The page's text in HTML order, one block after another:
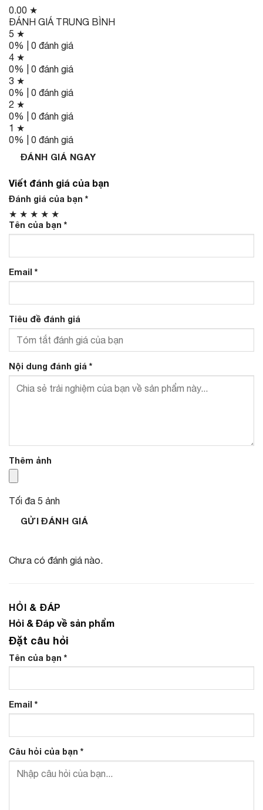
0.00 ★
ĐÁNH GIÁ TRUNG BÌNH
5 ★
0% | 0 đánh giá
4 ★
0% | 0 đánh giá
3 ★
0% | 0 đánh giá
2 ★
0% | 0 đánh giá
1 ★
0% | 0 đánh giá
ĐÁNH GIÁ NGAY
Viết đánh giá của bạn
Đánh giá của bạn *
★ ★ ★ ★ ★
Tên của bạn *
Email *
Tiêu đề đánh giá
Nội dung đánh giá *
Thêm ảnh
Tối đa 5 ảnh
GỬI ĐÁNH GIÁ
Chưa có đánh giá nào.
HỎI & ĐÁP
Hỏi & Đáp về sản phẩm
Đặt câu hỏi
Tên của bạn *
Email *
Câu hỏi của bạn *